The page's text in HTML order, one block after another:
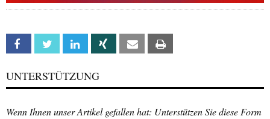
Facebook Twitter Linkedin Xing Email
UNTERSTÜTZUNG
Wenn Ihnen unser Artikel gefallen hat: Unterstützen Sie diese Form